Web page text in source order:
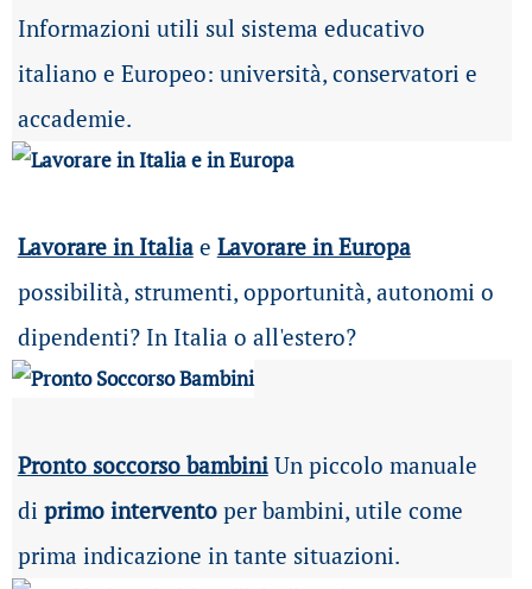
Informazioni utili sul sistema educativo
italiano e Europeo: università, conservatori e
accademie.
Lavorare in Italia e Lavorare in Europa
possibilità, strumenti, opportunità, autonomi o
dipendenti? In Italia o all'estero?
Pronto soccorso bambiniUn piccolo manuale
di primo interventoper bambini, utile come
prima indicazione in tante situazioni.